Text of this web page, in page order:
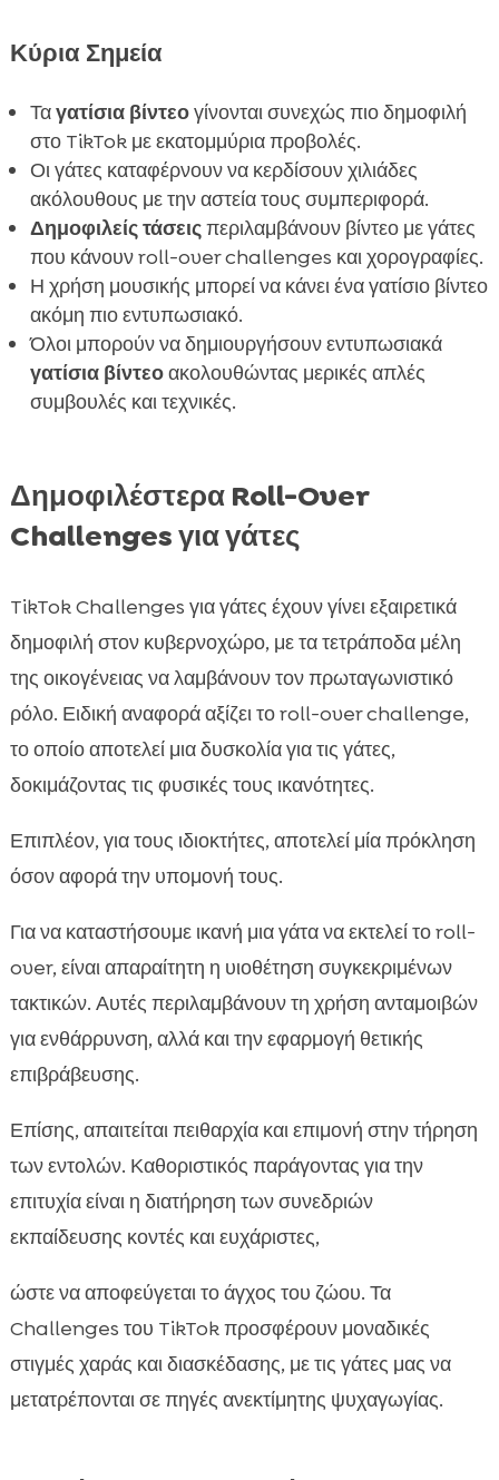
 Πώς να κάνετε τη γάτα σας TikTok Star

Πώς να χρησιμοποιείτε φίλτρα και εφέ στα
βίντεο γάτας

Η σημασία της διατροφής στη διάθεση και υγεία
της γάτας σας
Η CricksyCat και οι γατίσιες διατροφικές
ανάγκες
Γάτες διάσημες στο TikTok: Τα αστέρια που
πρέπει να παρακολουθήσετε
 Συμπέρασμα
 FAQ
Κύρια Σημεία
Ταγατίσια βίντεογίνονται συνεχώς πιο δημοφιλή
στο TikTok με εκατομμύρια προβολές.
Οι γάτες καταφέρνουν να κερδίσουν χιλιάδες
ακόλουθους με την αστεία τους συμπεριφορά.
Δημοφιλείς τάσειςπεριλαμβάνουν βίντεο με γάτες
που κάνουν roll-over challenges και χορογραφίες.
Η χρήση μουσικής μπορεί να κάνει ένα γατίσιο βίντεο
ακόμη πιο εντυπωσιακό.
Όλοι μπορούν να δημιουργήσουν εντυπωσιακά
γατίσια βίντεοακολουθώντας μερικές απλές
συμβουλές και τεχνικές.
Δημοφιλέστερα Roll-Over
Challenges για γάτες
TikTok Challenges για γάτες έχουν γίνει εξαιρετικά
δημοφιλή στον κυβερνοχώρο, με τα τετράποδα μέλη
της οικογένειας να λαμβάνουν τον πρωταγωνιστικό
ρόλο. Ειδική αναφορά αξίζει το roll-over challenge,
το οποίο αποτελεί μια δυσκολία για τις γάτες,
δοκιμάζοντας τις φυσικές τους ικανότητες.
Επιπλέον, για τους ιδιοκτήτες, αποτελεί μία πρόκληση
όσον αφορά την υπομονή τους.
Για να καταστήσουμε ικανή μια γάτα να εκτελεί το roll-
over, είναι απαραίτητη η υιοθέτηση συγκεκριμένων
τακτικών. Αυτές περιλαμβάνουν τη χρήση ανταμοιβών
για ενθάρρυνση, αλλά και την εφαρμογή θετικής
επιβράβευσης.
Επίσης, απαιτείται πειθαρχία και επιμονή στην τήρηση
των εντολών. Καθοριστικός παράγοντας για την
επιτυχία είναι η διατήρηση των συνεδριών
εκπαίδευσης κοντές και ευχάριστες,
ώστε να αποφεύγεται το άγχος του ζώου. Τα
Challenges του TikTok προσφέρουν μοναδικές
στιγμές χαράς και διασκέδασης, με τις γάτες μας να
μετατρέπονται σε πηγές ανεκτίμητης ψυχαγωγίας.